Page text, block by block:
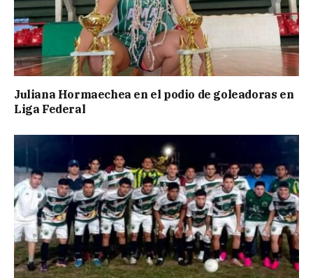
Juliana Hormaechea en el podio de goleadoras en
Liga Federal